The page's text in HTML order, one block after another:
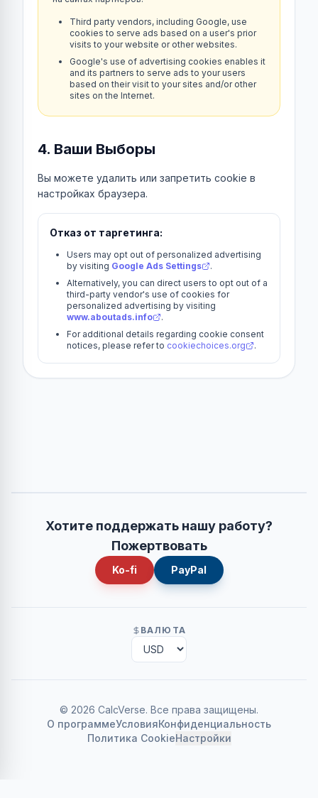
Third party vendors, including Google, use
cookies to serve ads based on a user's prior
visits to your website or other websites.
Google's use of advertising cookies enables it
and its partners to serve ads to your users
based on their visit to your sites and/or other
sites on the Internet.
4. Ваши Выборы
Вы можете удалить или запретить cookie в
настройках браузера.
Отказ от таргетинга:
Users may opt out of personalized advertising
by visiting Google Ads Settings
.
Alternatively, you can direct users to opt out of a
third-party vendor's use of cookies for
personalized advertising by visiting
www.aboutads.info
.
For additional details regarding cookie consent
notices, please refer to cookiechoices.org .
Хотите поддержать нашу работу?
Пожертвовать
Ko-fi PayPal
ВАЛЮТА
© 2026 CalcVerse. Все права защищены.
О программеУсловияКонфиденциальность
Политика CookieНастройки